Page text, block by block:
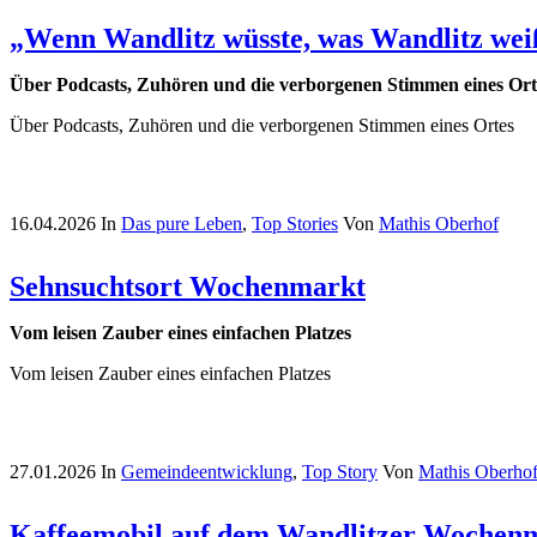
„Wenn Wandlitz wüsste, was Wandlitz
Über Podcasts, Zuhören und die verborgenen Stimmen eines
Über Podcasts, Zuhören und die verborgenen Stimmen eines Ortes
16.04.2026 In Das pure Leben, Top Stories Von Mathis Oberhof
Sehnsuchtsort Wochenmarkt
Vom leisen Zauber eines einfachen Platzes
Vom leisen Zauber eines einfachen Platzes
27.01.2026 In Gemeindeentwicklung, Top Story Von Mathis Oberhof